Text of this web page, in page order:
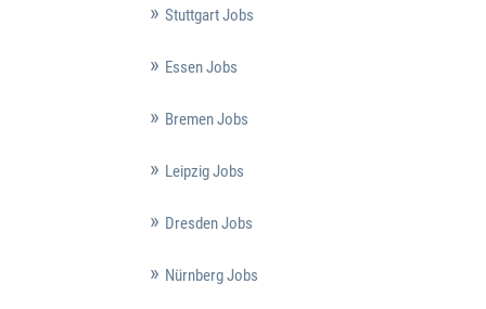
Stuttgart Jobs
Essen Jobs
Bremen Jobs
Leipzig Jobs
Dresden Jobs
Nürnberg Jobs